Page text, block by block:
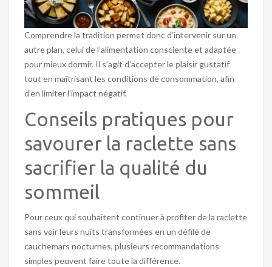
Comprendre la tradition permet donc d’intervenir sur un
autre plan, celui de l’alimentation consciente et adaptée
pour mieux dormir. Il s’agit d’accepter le plaisir gustatif
tout en maîtrisant les conditions de consommation, afin
d’en limiter l’impact négatif.
Conseils pratiques pour
savourer la raclette sans
sacrifier la qualité du
sommeil
Pour ceux qui souhaitent continuer à profiter de la raclette
sans voir leurs nuits transformées en un défilé de
cauchemars nocturnes, plusieurs recommandations
simples peuvent faire toute la différence.